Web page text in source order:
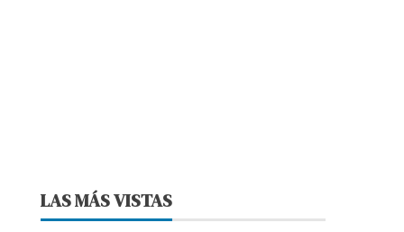
LAS MÁS VISTAS